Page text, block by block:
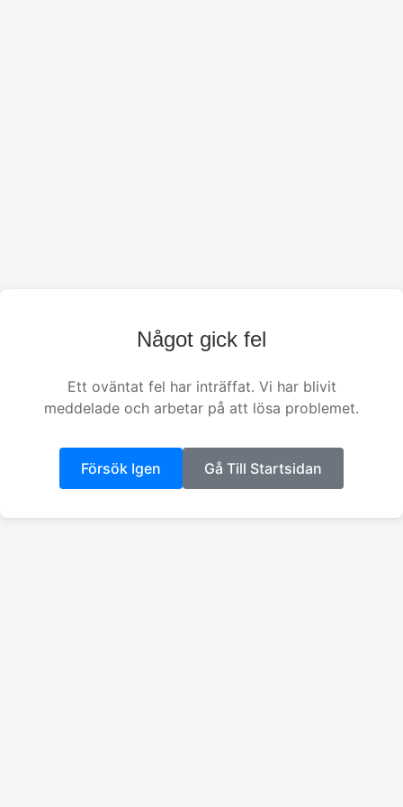
Något gick fel
Ett oväntat fel har inträffat. Vi har blivit
meddelade och arbetar på att lösa problemet.
Försök Igen Gå Till Startsidan